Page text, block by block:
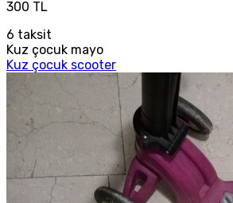
300 TL
6 taksit
Kuz çocuk mayo
Kuz çocuk scooter